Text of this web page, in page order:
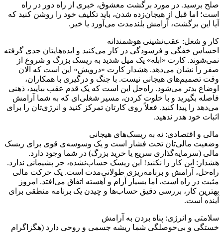
صلح برسید. در مورد برگشت معشوق، خبری از راه دور در راه
است؛ اما قبل از هیجان‌زده شدن، باید تکلیف خود را روشن کنید که
آیا این برگشت، آرامش بلندمدت می‌آورد یا خیر.
کار و شغل: عقب‌نشینی هوشمندانه
احساس خفگی و فرسودگی در کار می‌کنید و ایده‌هایتان جدی گرفته
نمی‌شوند. کارت «ابله» یک میل شدید به ریسک بزرگ و شروع از
صفر را نشان می‌دهد. هشدار کارت «درویش» این است که الان
وقت تصمیم‌های هیجانی نیست. با جنگ و درگیری با همکاران،
اوضاع بدتر می‌شود. راه‌حل این است که یک قدم عقب بیایید، ذهنی
فاصله بگیرید و با خلوت کردن، مسیر شغلی‌ای که به شما آرامش
می‌دهد را پیدا کنید. فعلاً روی کارتان تمرکز کنید و انرژی‌تان را برای
اثبات خود هدر ندهید.
مالی و اقتصادی: نه به ریسک‌های هیجانی
وضعیت مالی‌تان تحت فشار است و یک وسوسه‌ی قوی برای ریسک
مالی (سرمایه‌گذاری سریع یا خرید بزرگ) در شما وجود دارد.
هشدار: این کار را نکنید! این ریسک حساب‌نشده، جز پشیمانی ندارد.
راه‌حل، آرامش و برنامه‌ریزی طولانی‌مدت است. یک حرکت مالی
مثبت در راه است، اما بسیار آرام و آهسته اتفاق می‌افتد. امروز
بهترین کار، بررسی دقیق حساب‌ها و چیدن یک برنامه منطقی برای
آینده است.
سلامتی و انرژی: پناه بردن به آرامش
خستگی و بی‌حوصلگی شما ریشه جسمی و روحی دارد (هگزاگرام